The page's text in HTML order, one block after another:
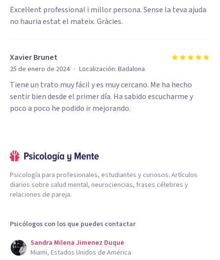
Excel·lent professional i millor persona. Sense la teva ajuda
no hauria estat el mateix. Gràcies.
Xavier Brunet
25 de enero de 2024 · Localización: Badalona
Tiene un trato muy fácil y es muy cercano. Me ha hecho
sentir bien desde el primer día. Ha sabido escucharme y
poco a poco he podido ir mejorando.
Psicología para profesionales, estudiantes y curiosos. Artículos
diarios sobre salud mental, neurociencias, frases célebres y
relaciones de pareja.
Psicólogos con los que puedes contactar
Sandra Milena Jimenez Duque
Miami, Estados Unidos de América